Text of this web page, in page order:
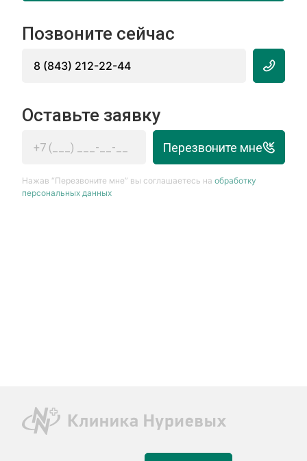
Позвоните сейчас
8 (843) 212-22-44
Оставьте заявку
Перезвоните мне
Нажав “Перезвоните мне” вы соглашаетесь наобработку
персональных данных